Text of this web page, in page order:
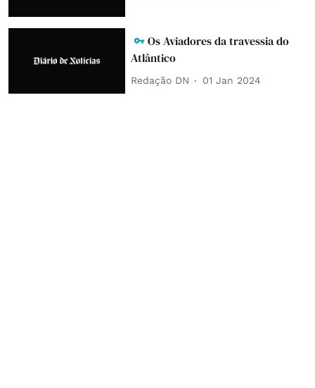
Os Aviadores da travessia do
Atlântico
Redação DN 01 Jan 2024